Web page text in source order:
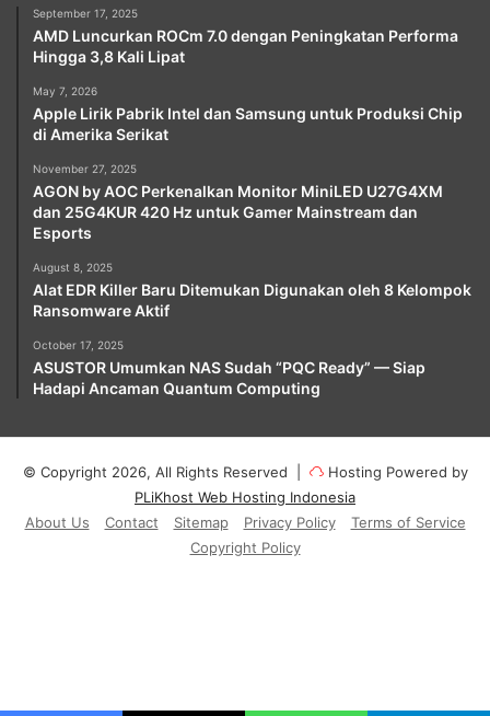
September 17, 2025
AMD Luncurkan ROCm 7.0 dengan Peningkatan Performa
Hingga 3,8 Kali Lipat
May 7, 2026
Apple Lirik Pabrik Intel dan Samsung untuk Produksi Chip
di Amerika Serikat
November 27, 2025
AGON by AOC Perkenalkan Monitor MiniLED U27G4XM
dan 25G4KUR 420 Hz untuk Gamer Mainstream dan
Esports
August 8, 2025
Alat EDR Killer Baru Ditemukan Digunakan oleh 8 Kelompok
Ransomware Aktif
October 17, 2025
ASUSTOR Umumkan NAS Sudah “PQC Ready” — Siap
Hadapi Ancaman Quantum Computing
© Copyright 2026, All Rights Reserved |
Hosting Powered by
PLiKhost Web Hosting Indonesia
About Us
Contact Sitemap Privacy Policy
Terms of Service
Copyright Policy